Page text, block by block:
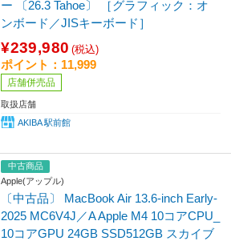
ー 〔26.3 Tahoe〕 ［グラフィック：オ
ンボード／JISキーボード］
¥239,980 (税込)
ポイント：11,999
店舗併売品
取扱店舗
AKIBA 駅前館
中古商品
Apple(アップル)
〔中古品〕 MacBook Air 13.6-inch Early-
2025 MC6V4J／A Apple M4 10コアCPU_
10コアGPU 24GB SSD512GB スカイブ